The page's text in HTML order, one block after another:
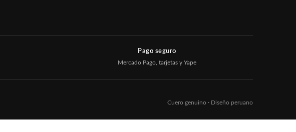
Pago seguro
Mercado Pago, tarjetas y Yape
Cuero genuino · Diseño peruano